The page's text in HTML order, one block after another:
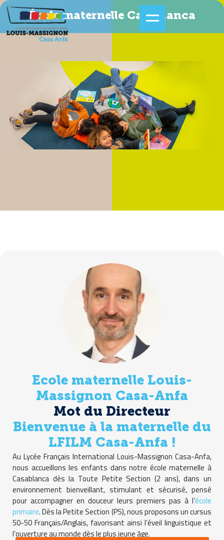
École maternelle Casablanca
Ecole maternelle Louis-
Massignon Casa-Anfa
Mot du Directeur
Bienvenue à la maternelle du
LFILM Casa-Anfa !
Au Lycée Français International Louis-Massignon Casa-Anfa,
nous accueillons les enfants dans notre école maternelle à
Casablanca dès la Toute Petite Section (2 ans), dans un
environnement bienveillant, stimulant et sécurisé, pensé
pour accompagner en douceur leurs premiers pas à l’école
primaire. Dès la Petite Section (PS), nous proposons un cursus
50-50 Français/Anglais, favorisant ainsi l’éveil linguistique et
l’ouverture au monde dès le plus jeune âge.